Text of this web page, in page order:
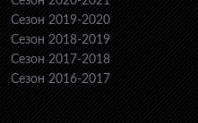
Сезон 2019-2020
Сезон 2018-2019
Сезон 2017-2018
Сезон 2016-2017